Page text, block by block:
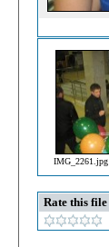
IMG_2261.jpg
Rate this file